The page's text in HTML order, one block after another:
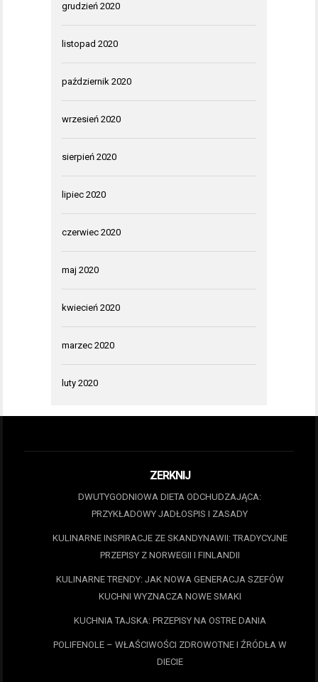
grudzień 2020
listopad 2020
październik 2020
wrzesień 2020
sierpień 2020
lipiec 2020
czerwiec 2020
maj 2020
kwiecień 2020
marzec 2020
luty 2020
ZERKNIJ
DWUTYGODNIOWA DIETA ODCHUDZAJĄCA:
PRZYKŁADOWY JADŁOSPIS I ZASADY
KULINARNE INSPIRACJE ZE SKANDYNAWII: TRADYCYJNE
PRZEPISY Z NORWEGII I FINLANDII
KULINARNE TRENDY: JAK NOWA GENERACJA SZEFÓW
KUCHNI WYZNACZA NOWE SMAKI
KUCHNIA TAJSKA: PRZEPISY NA OSTRE DANIA
POLIFENOLE – WŁAŚCIWOŚCI ZDROWOTNE I ŹRÓDŁA W
DIECIE